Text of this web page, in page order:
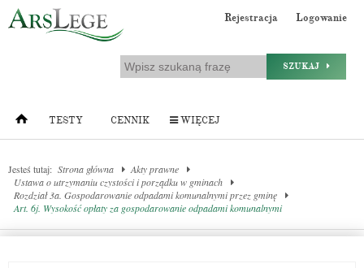
Rejestracja Logowanie
SZUKAJ
TESTY CENNIK WIĘCEJ
Jesteś tutaj: Strona główna
Akty prawne
Ustawa o utrzymaniu czystości i porządku w gminach
Rozdział 3a. Gospodarowanie odpadami komunalnymi przez gminę
Art. 6j. Wysokość opłaty za gospodarowanie odpadami komunalnymi